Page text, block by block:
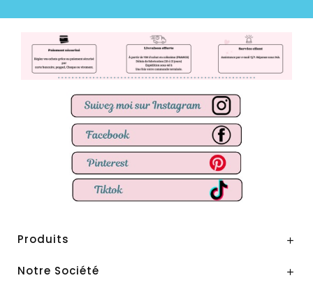
Produits 
Notre Société 